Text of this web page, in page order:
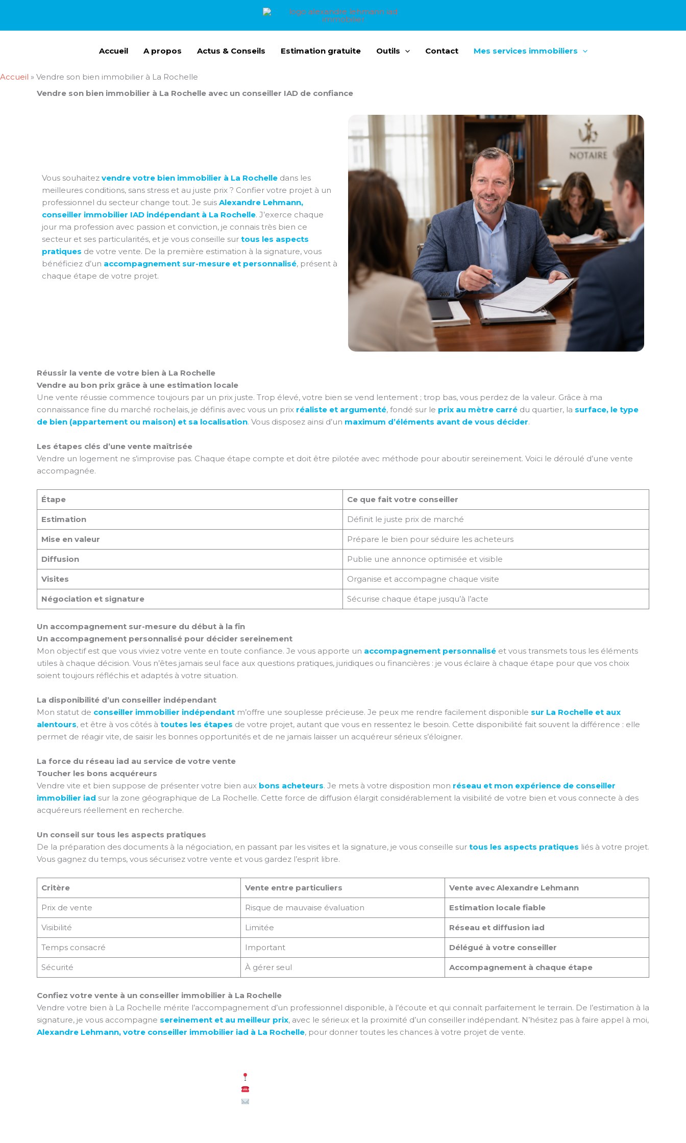
contenu
Accueil A propos Actus & Conseils Estimation gratuite Outils Contact Mes services immobiliers
Accueil » Vendre son bien immobilier à La Rochelle
Vendre son bien immobilier à La Rochelle avec un conseiller IAD de confiance
Vous souhaitez vendre votre bien immobilier à La Rochelle dans les
meilleures conditions, sans stress et au juste prix ? Confier votre projet à un
professionnel du secteur change tout. Je suis Alexandre Lehmann,
conseiller immobilier IAD indépendant à La Rochelle. J’exerce chaque
jour ma profession avec passion et conviction, je connais très bien ce
secteur et ses particularités, et je vous conseille sur tous les aspects
pratiques de votre vente. De la première estimation à la signature, vous
bénéficiez d’un accompagnement sur-mesure et personnalisé, présent à
chaque étape de votre projet.
Réussir la vente de votre bien à La Rochelle
Vendre au bon prix grâce à une estimation locale
Une vente réussie commence toujours par un prix juste. Trop élevé, votre bien se vend lentement ; trop bas, vous perdez de la valeur. Grâce à ma
connaissance fine du marché rochelais, je définis avec vous un prix réaliste et argumenté, fondé sur le prix au mètre carré du quartier, la surface, le type
de bien (appartement ou maison) et sa localisation. Vous disposez ainsi d’un maximum d’éléments avant de vous décider.
Les étapes clés d’une vente maîtrisée
Vendre un logement ne s’improvise pas. Chaque étape compte et doit être pilotée avec méthode pour aboutir sereinement. Voici le déroulé d’une vente
accompagnée.
Étape Ce que fait votre conseiller
Estimation Définit le juste prix de marché
Mise en valeur Prépare le bien pour séduire les acheteurs
Diffusion Publie une annonce optimisée et visible
Visites Organise et accompagne chaque visite
Négociation et signature Sécurise chaque étape jusqu’à l’acte
Un accompagnement sur-mesure du début à la fin
Un accompagnement personnalisé pour décider sereinement
Mon objectif est que vous viviez votre vente en toute confiance. Je vous apporte un accompagnement personnalisé et vous transmets tous les éléments
utiles à chaque décision. Vous n’êtes jamais seul face aux questions pratiques, juridiques ou financières : je vous éclaire à chaque étape pour que vos choix
soient toujours réfléchis et adaptés à votre situation.
La disponibilité d’un conseiller indépendant
Mon statut de conseiller immobilier indépendant m’offre une souplesse précieuse. Je peux me rendre facilement disponible sur La Rochelle et aux
alentours, et être à vos côtés à toutes les étapes de votre projet, autant que vous en ressentez le besoin. Cette disponibilité fait souvent la différence : elle
permet de réagir vite, de saisir les bonnes opportunités et de ne jamais laisser un acquéreur sérieux s’éloigner.
La force du réseau iad au service de votre vente
Toucher les bons acquéreurs
Vendre vite et bien suppose de présenter votre bien aux bons acheteurs. Je mets à votre disposition mon réseau et mon expérience de conseiller
immobilier iad sur la zone géographique de La Rochelle. Cette force de diffusion élargit considérablement la visibilité de votre bien et vous connecte à des
acquéreurs réellement en recherche.
Un conseil sur tous les aspects pratiques
De la préparation des documents à la négociation, en passant par les visites et la signature, je vous conseille sur tous les aspects pratiques liés à votre projet.
Vous gagnez du temps, vous sécurisez votre vente et vous gardez l’esprit libre.
Critère Vente entre particuliers Vente avec Alexandre Lehmann
Prix de vente Risque de mauvaise évaluation Estimation locale fiable
Visibilité Limitée Réseau et diffusion iad
Temps consacré Important Délégué à votre conseiller
Sécurité À gérer seul Accompagnement à chaque étape
Confiez votre vente à un conseiller immobilier à La Rochelle
Vendre votre bien à La Rochelle mérite l’accompagnement d’un professionnel disponible, à l’écoute et qui connaît parfaitement le terrain. De l’estimation à la
signature, je vous accompagne sereinement et au meilleur prix, avec le sérieux et la proximité d’un conseiller indépendant. N’hésitez pas à faire appel à moi,
Alexandre Lehmann, votre conseiller immobilier iad à La Rochelle, pour donner toutes les chances à votre projet de vente.